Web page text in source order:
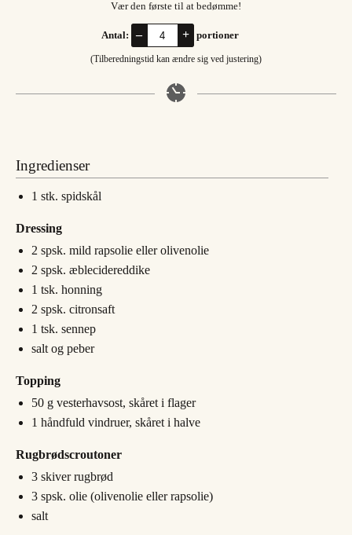
Vær den første til at bedømme!
Antal: – + portioner
(Tilberedningstid kan ændre sig ved justering)
Ingredienser
1 stk. spidskål
Dressing
2 spsk. mild rapsolie eller olivenolie
2 spsk. æblecidereddike
1 tsk. honning
2 spsk. citronsaft
1 tsk. sennep
salt og peber
Topping
50 g vesterhavsost, skåret i flager
1 håndfuld vindruer, skåret i halve
Rugbrødscroutoner
3 skiver rugbrød
3 spsk. olie (olivenolie eller rapsolie)
salt